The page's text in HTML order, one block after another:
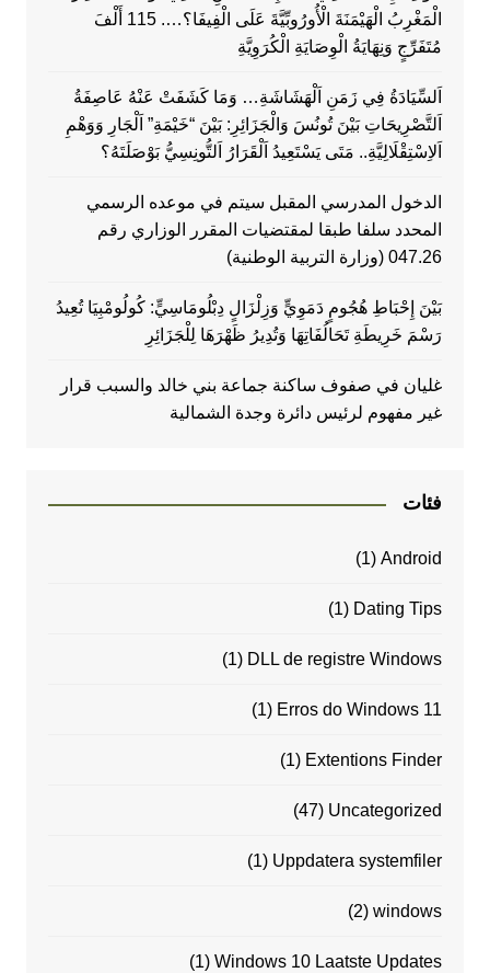
الْمَغْرِبُ الْهَيْمَنَةَ الْأُورُوبِّيَّةَ عَلَى الْفِيفَا؟…. 115 أَلْفَ
مُتَفَرِّجٍ وَنِهَايَةُ الْوِصَايَةِ الْكُرَوِيَّةِ
اَلسِّيَادَةُ فِي زَمَنِ اَلْهَشَاشَةِ… وَمَا كَشَفَتْ عَنْهُ عَاصِفَةُ
اَلتَّصْرِيحَاتِ بَيْنَ تُونُسَ وَالْجَزَائِرِ: بَيْنَ “خَيْمَةِ” اَلْجَارِ وَوَهْمِ
اَلاِسْتِقْلَالِيَّةِ.. مَتَى يَسْتَعِيدُ اَلْقَرَارُ اَلتُّونِسِيُّ بَوْصَلَتَهُ؟
الدخول المدرسي المقبل سیتم في موعده الرسمي
المحدد سلفا طبقا لمقتضیات المقرر الوزاري رقم
047.26 (وزارة التربية الوطنية)
بَيْنَ إِحْبَاطِ هُجُومٍ دَمَوِيٍّ وَزِلْزَالٍ دِبْلُومَاسِيٍّ: كُولُومْبِيَا تُعِيدُ
رَسْمَ خَرِيطَةِ تَحَالُفَاتِهَا وَتُدِيرُ ظَهْرَهَا لِلْجَزَائِرِ
غليان في صفوف ساكنة جماعة بني خالد والسبب قرار
غير مفهوم لرئيس دائرة وجدة الشمالية
فئات
Android
(1)
Dating Tips
(1)
DLL de registre Windows
(1)
Erros do Windows 11
(1)
Extentions Finder
(1)
Uncategorized
(47)
Uppdatera systemfiler
(1)
windows
(2)
Windows 10 Laatste Updates
(1)